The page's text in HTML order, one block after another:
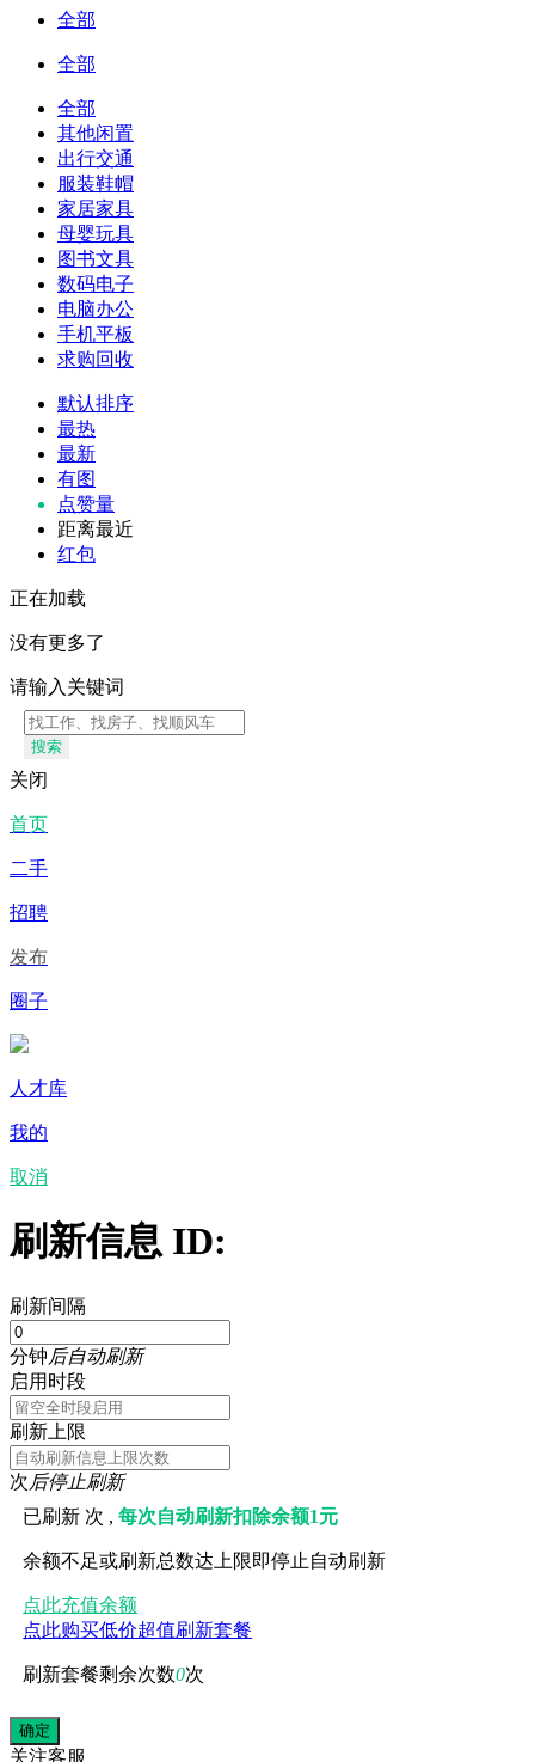
全部
全部
全部
其他闲置
出行交通
服装鞋帽
家居家具
母婴玩具
图书文具
数码电子
电脑办公
手机平板
求购回收
默认排序
最热
最新
有图
点赞量
距离最近
红包
正在加载
没有更多了
请输入关键词
搜索
关闭
首页
二手
招聘
发布
圈子
人才库
我的
取消
刷新信息 ID:
刷新间隔
分钟后自动刷新
启用时段
刷新上限
次后停止刷新
已刷新 次 ,每次自动刷新扣除余额1元
余额不足或刷新总数达上限即停止自动刷新
点此充值余额
点此购买低价超值刷新套餐
刷新套餐剩余次数0次
关注客服